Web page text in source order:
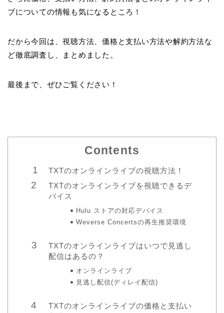
ブについての情報も気になるところ！
だから今回は、視聴方法、価格と支払い方法や解約方法な
ど徹底調査し、まとめました。
最後まで、ぜひご覧ください！
Contents
TXTのオンラインライブの視聴方法！
TXTのオンラインライブを視聴できるデ
バイス
Hulu ストアの対応デバイス
Weverse Concertsの再生推奨環境
TXTのオンラインライブはいつで見逃し
配信はあるの？
オンラインライブ
見逃し配信(ディレイ配信)
TXTのオンラインライブの価格と支払い